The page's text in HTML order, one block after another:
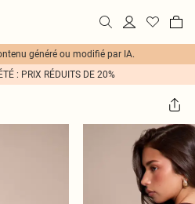
généré ou modifié par IA.
: PRIX RÉDUITS DE 20%